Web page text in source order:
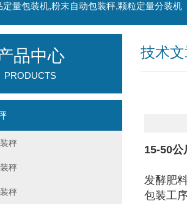
定量包装机,粉末自动包装秤,颗粒定量分装机
技术
15-50公
发酵肥
包装工
品中心
PRODUCTS
秤
秤
秤